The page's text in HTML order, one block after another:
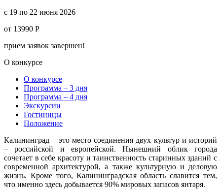
c 19 по 22 июня 2026
от 13990 Р
прием заявок завершен!
О конкурсе
О конкурсе
Программа – 3 дня
Программа – 4 дня
Экскурсии
Гостиницы
Положение
Калининград – это место соединения двух культур и историй
– российской и европейской. Нынешний облик города
сочетает в себе красоту и таинственность старинных зданий с
современной архитектурой, а также культурную и деловую
жизнь. Кроме того, Калининградская область славится тем,
что именно здесь добывается 90% мировых запасов янтаря.